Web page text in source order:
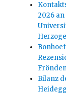
2026
Bilanz